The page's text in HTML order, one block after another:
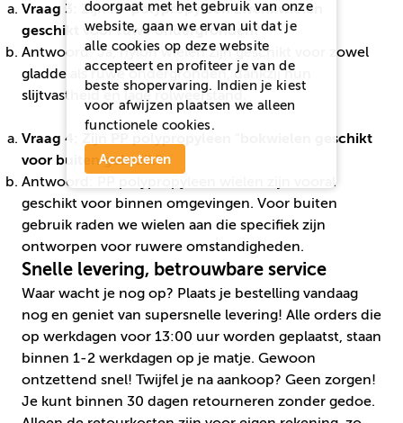
Vraag 3: Zijn PP polypropyleen zwenkwielen
geschikt voor ruwe ondergronden?
Antwoord: Ja, nylon wielen zijn geschikt voor zowel
gladde als ruwe ondergronden, dankzij hun
slijtvastheid en lage rolweerstand.
Vraag 4: Zijn PP polypropyleen "bokwielen geschikt
voor buiten gebruik?
Antwoord: PP polypropyleen wielen zijn vooral
geschikt voor binnen omgevingen. Voor buiten
gebruik raden we wielen aan die specifiek zijn
ontworpen voor ruwere omstandigheden.
Snelle levering, betrouwbare service
Waar wacht je nog op? Plaats je bestelling vandaag
nog en geniet van super­snelle levering! Alle orders die
op werkdagen voor 13:00 uur worden geplaatst, staan
binnen 1-2 werkdagen op je matje. Gewoon
ontzettend snel! Twijfel je na aankoop? Geen zorgen!
Je kunt binnen 30 dagen retourneren zonder gedoe.
doorgaat met het gebruik van onze
website, gaan we ervan uit dat je
alle cookies op deze website
accepteert en profiteer je van de
beste shopervaring. Indien je kiest
voor afwijzen plaatsen we alleen
functionele cookies.
Accepteren